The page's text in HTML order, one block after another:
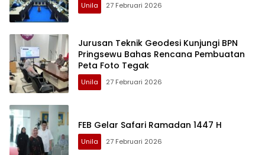
Unila 27 Februari 2026
Jurusan Teknik Geodesi Kunjungi BPN
Pringsewu Bahas Rencana Pembuatan
Peta Foto Tegak
Unila 27 Februari 2026
FEB Gelar Safari Ramadan 1447 H
Unila 27 Februari 2026